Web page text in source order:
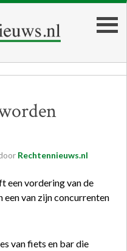
Rechtennieuws.nl
een vordering van de
een van zijn concurrenten
van fiets en bar die